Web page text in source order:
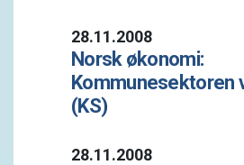
28.11.2008
Norsk økonomi:
Kommunesektoren
(KS)
28.11.2008